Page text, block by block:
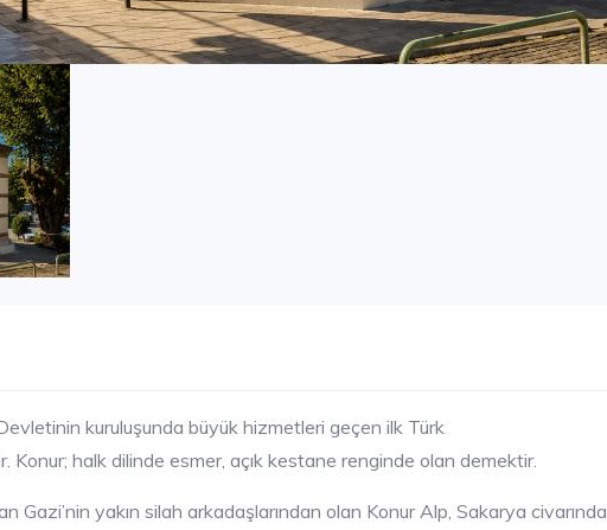
kuruluşunda büyük hizmetleri geçen ilk Türk
Konur; halk dilinde esmer, açık kestane renginde olan demektir.
Gazi’nin yakın silah arkadaşlarından olan Konur Alp, Sakarya civarında